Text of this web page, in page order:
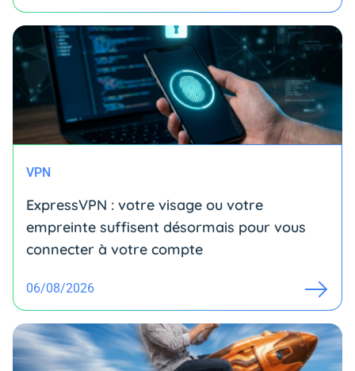
VPN
ExpressVPN : votre visage ou votre
empreinte suffisent désormais pour vous
connecter à votre compte
06/08/2026